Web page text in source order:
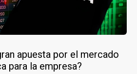
apuesta por el mercado
para la empresa?